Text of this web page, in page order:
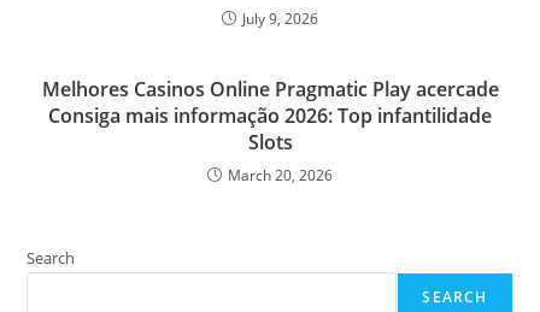
July 9, 2026
Melhores Casinos Online Pragmatic Play acercade
Consiga mais informação 2026: Top infantilidade
Slots
March 20, 2026
Search
SEARCH